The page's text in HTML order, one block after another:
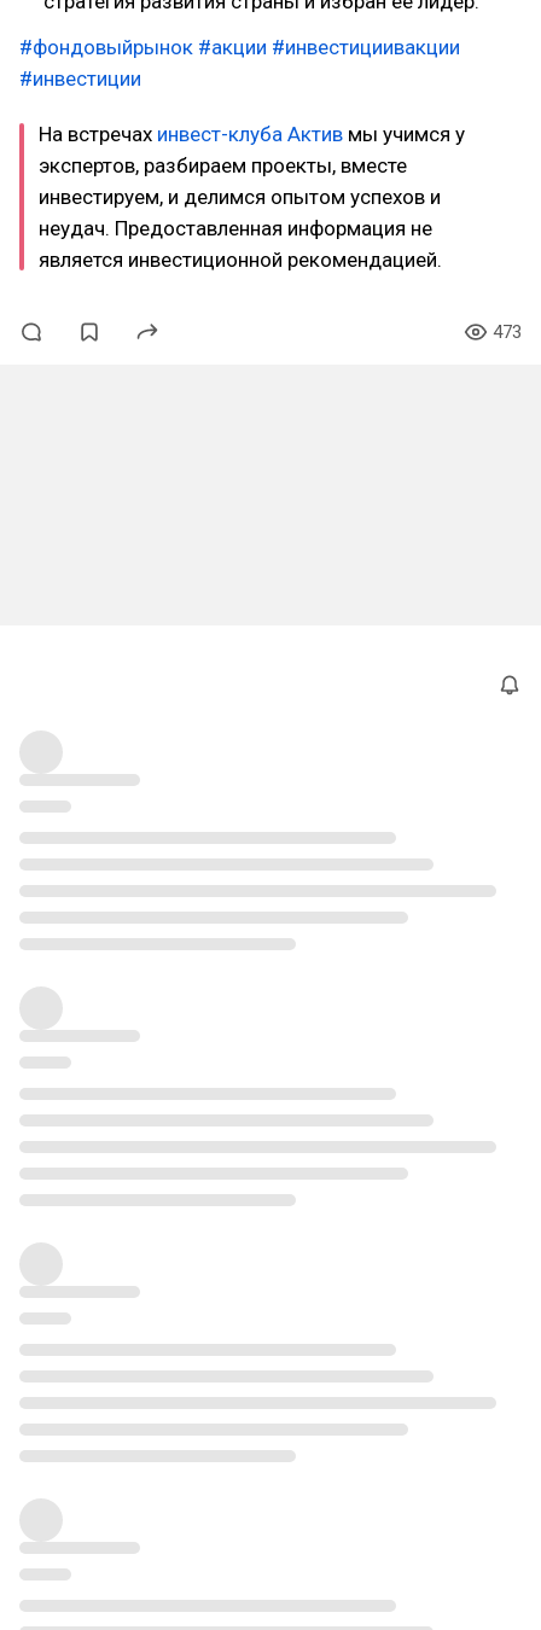
#фондовыйрынок #акции #инвестициивакции
#инвестиции
На встречах инвест-клуба Актив мы учимся у
экспертов, разбираем проекты, вместе
инвестируем, и делимся опытом успехов и
неудач. Предоставленная информация не
является инвестиционной рекомендацией.
473